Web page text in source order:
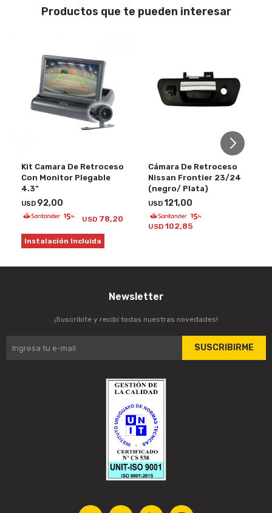
Productos que te pueden interesar
Kit Camara De Retroceso
Con Monitor Plegable
4.3"
USD 92,00
USD 78,20
Instalación Incluida
Cámara De Retroceso
Nissan Frontier 23/24
(negro/ Plata)
USD121,00
USD 102,85
Newsletter
¡Suscribite y recibí todas nuestras novedades!
SUSCRIBIRME